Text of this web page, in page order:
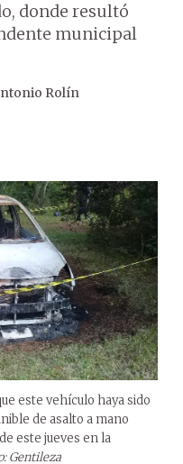
donde resultó
municipal
Rolín
este vehículo haya sido
de asalto a mano
este jueves en la
Gentileza